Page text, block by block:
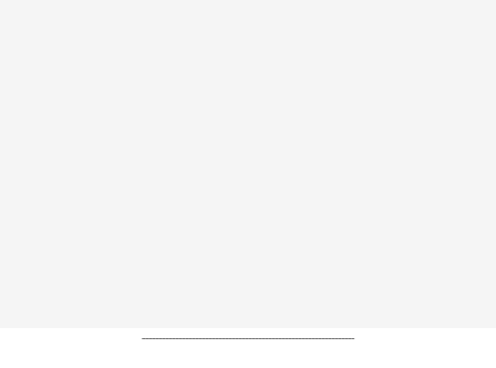
----------------------------------------------------------------